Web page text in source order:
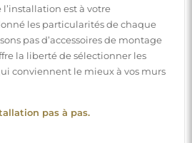
est à votre
les particularités de chaque
pas d’accessoires de montage
la liberté de sélectionner les
conviennent le mieux à vos murs
pas à pas.